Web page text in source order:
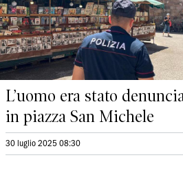
L’uomo era stato
in piazza San Michele
30 luglio 2025 08:30